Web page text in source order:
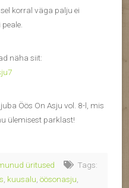
korral väga palju ei
näha siit:
Öös On Asju vol. 8-l, mis
ülemisest parklast!
üritused
Tags:
, kuusalu, öösonasju,